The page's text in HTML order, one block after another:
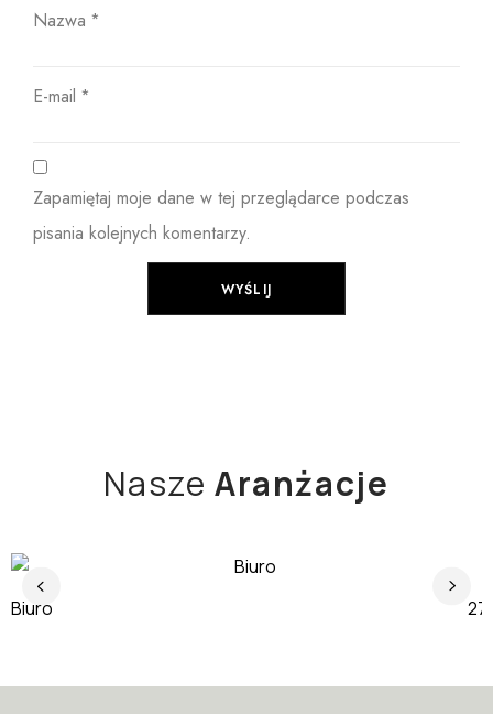
Nazwa *
E-mail *
Zapamiętaj moje dane w tej przeglądarce podczas
pisania kolejnych komentarzy.
NaszeAranżacje
Biuro